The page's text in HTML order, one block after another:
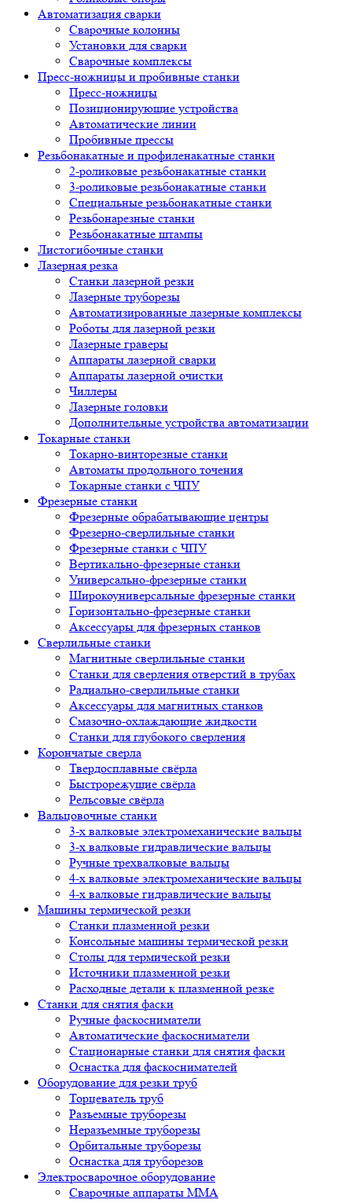
Автоматизация сварки
Сварочные колонны
Установки для сварки
Сварочные комплексы
Пресс-ножницы и пробивные станки
Пресс-ножницы
Позиционирующие устройства
Автоматические линии
Пробивные прессы
Резьбонакатные и профиленакатные станки
2-роликовые резьбонакатные станки
3-роликовые резьбонакатные станки
Специальные резьбонакатные станки
Резьбонарезные станки
Резьбонакатные штампы
Листогибочные станки
Лазерная резка
Станки лазерной резки
Лазерные труборезы
Автоматизированные лазерные комплексы
Роботы для лазерной резки
Лазерные граверы
Аппараты лазерной сварки
Аппараты лазерной очистки
Чиллеры
Лазерные головки
Дополнительные устройства автоматизации
Токарные станки
Токарно-винторезные станки
Автоматы продольного точения
Токарные станки с ЧПУ
Фрезерные станки
Фрезерные обрабатывающие центры
Фрезерно-сверлильные станки
Фрезерные станки с ЧПУ
Вертикально-фрезерные станки
Универсально-фрезерные станки
Широкоуниверсальные фрезерные станки
Горизонтально-фрезерные станки
Аксессуары для фрезерных станков
Сверлильные станки
Магнитные сверлильные станки
Станки для сверления отверстий в трубах
Радиально-сверлильные станки
Аксессуары для магнитных станков
Смазочно-охлаждающие жидкости
Станки для глубокого сверления
Корончатые сверла
Твердосплавные свёрла
Быстрорежущие свёрла
Рельсовые свёрла
Вальцовочные станки
3-х валковые электромеханические вальцы
3-х валковые гидравлические вальцы
Ручные трехвалковые вальцы
4-х валковые электромеханические вальцы
4-х валковые гидравлические вальцы
Машины термической резки
Станки плазменной резки
Консольные машины термической резки
Столы для термической резки
Источники плазменной резки
Расходные детали к плазменной резке
Станки для снятия фаски
Ручные фаскосниматели
Автоматические фаскосниматели
Стационарные станки для снятия фаски
Оснастка для фаскоснимателей
Оборудование для резки труб
Торцеватель труб
Разъемные труборезы
Неразъемные труборезы
Орбитальные труборезы
Оснастка для труборезов
Электросварочное оборудование
Сварочные аппараты MMA